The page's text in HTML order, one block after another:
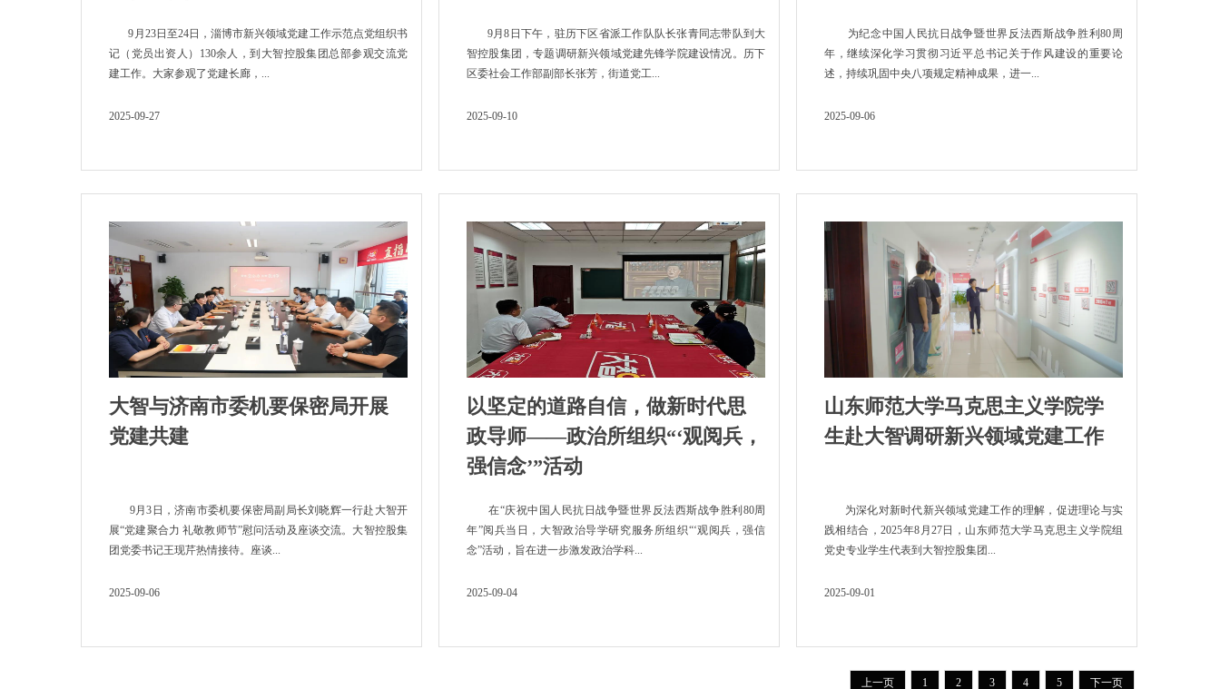
9月23日至24日，淄博市新兴领域党建工作示范点党组织书
记（党员出资人）130余人，到大智控股集团总部参观交流党
建工作。大家参观了党建长廊，...
2025-09-27
9月8日下午，驻历下区省派工作队队长张青同志带队到大
智控股集团，专题调研新兴领域党建先锋学院建设情况。历下
区委社会工作部副部长张芳，街道党工...
2025-09-10
为纪念中国人民抗日战争暨世界反法西斯战争胜利80周
年，继续深化学习贯彻习近平总书记关于作风建设的重要论
述，持续巩固中央八项规定精神成果，进一...
2025-09-06
大智与济南市委机要保密局开展
党建共建
9月3日，济南市委机要保密局副局长刘晓辉一行赴大智开
展“党建聚合力 礼敬教师节”慰问活动及座谈交流。大智控股集
团党委书记王现芹热情接待。座谈...
2025-09-06
以坚定的道路自信，做新时代思
政导师——政治所组织“‘观阅兵，
强信念’”活动
在“庆祝中国人民抗日战争暨世界反法西斯战争胜利80周
年”阅兵当日，大智政治导学研究服务所组织“‘观阅兵，强信
念”活动，旨在进一步激发政治学科...
2025-09-04
山东师范大学马克思主义学院学
生赴大智调研新兴领域党建工作
为深化对新时代新兴领域党建工作的理解，促进理论与实
践相结合，2025年8月27日，山东师范大学马克思主义学院组
党史专业学生代表到大智控股集团...
2025-09-01
上一页 1 2 3 4 5 下一页